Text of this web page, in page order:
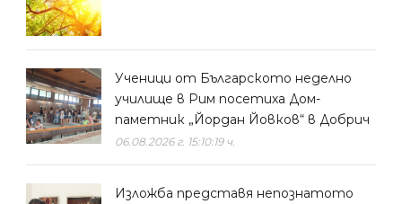
Ученици от Българското неделно
училище в Рим посетиха Дом-
паметник „Йордан Йовков“ в Добрич
06.08.2026 г. 15:10:19 ч.
Изложба представя непознатото